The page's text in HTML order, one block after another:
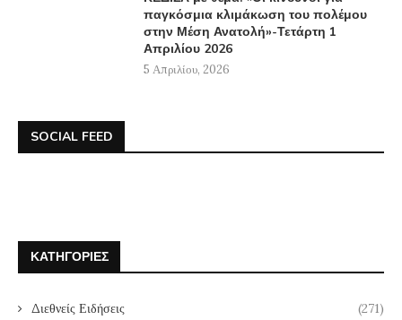
παγκόσμια κλιμάκωση του πολέμου
στην Μέση Ανατολή»-Τετάρτη 1
Απριλίου 2026
5 Απριλίου, 2026
SOCIAL FEED
ΚΑΤΗΓΟΡΊΕΣ
Διεθνείς Ειδήσεις (271)